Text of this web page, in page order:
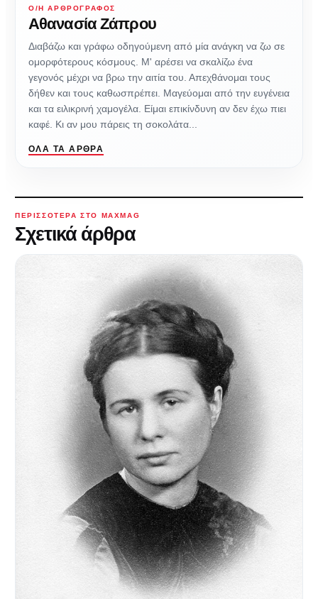
Ο/Η ΑΡΘΡΟΓΡΆΦΟΣ
Αθανασία Ζάπρου
Διαβάζω και γράφω οδηγούμενη από μία ανάγκη να ζω σε
ομορφότερους κόσμους. Μ' αρέσει να σκαλίζω ένα
γεγονός μέχρι να βρω την αιτία του. Απεχθάνομαι τους
δήθεν και τους καθωσπρέπει. Μαγεύομαι από την ευγένεια
και τα ειλικρινή χαμογέλα. Είμαι επικίνδυνη αν δεν έχω πιει
καφέ. Κι αν μου πάρεις τη σοκολάτα...
ΌΛΑ ΤΑ ΆΡΘΡΑ
ΠΕΡΙΣΣΌΤΕΡΑ ΣΤΟ MAXMAG
Σχετικά άρθρα